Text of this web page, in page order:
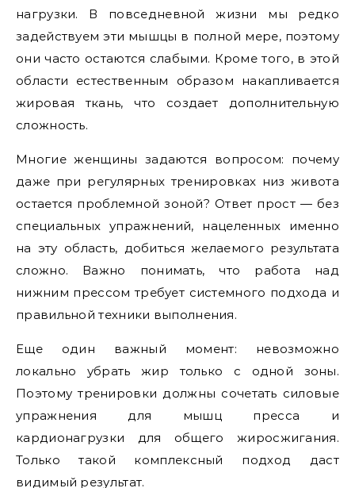
нагрузки. В повседневной жизни мы редко
задействуем эти мышцы в полной мере, поэтому
они часто остаются слабыми. Кроме того, в этой
области естественным образом накапливается
жировая ткань, что создает дополнительную
сложность.
Многие женщины задаются вопросом: почему
даже при регулярных тренировках низ живота
остается проблемной зоной? Ответ прост — без
специальных упражнений, нацеленных именно
на эту область, добиться желаемого результата
сложно. Важно понимать, что работа над
нижним прессом требует системного подхода и
правильной техники выполнения.
Еще один важный момент: невозможно
локально убрать жир только с одной зоны.
Поэтому тренировки должны сочетать силовые
упражнения для мышц пресса и
кардионагрузки для общего жиросжигания.
Только такой комплексный подход даст
видимый результат.